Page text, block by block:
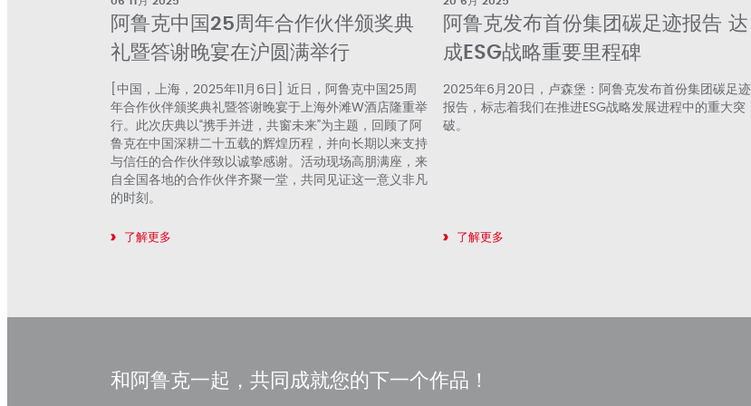
阿鲁克中国25周年合作伙伴颁奖典
礼暨答谢晚宴在沪圆满举行
[中国，上海，2025年11月6日] 近日，阿鲁克中国25周
年合作伙伴颁奖典礼暨答谢晚宴于上海外滩W酒店隆重举
行。此次庆典以“携手并进，共窗未来”为主题，回顾了阿
鲁克在中国深耕二十五载的辉煌历程，并向长期以来支持
与信任的合作伙伴致以诚挚感谢。活动现场高朋满座，来
自全国各地的合作伙伴齐聚一堂，共同见证这一意义非凡
的时刻。
了解更多
阿鲁克发布首份集团碳足迹报告 达
成ESG战略重要里程碑
2025年6月20日，卢森堡：阿鲁克发布首份集团碳足迹
报告，标志着我们在推进ESG战略发展进程中的重大突
破。
了解更多
和阿鲁克一起，共同成就您的下一个作品！